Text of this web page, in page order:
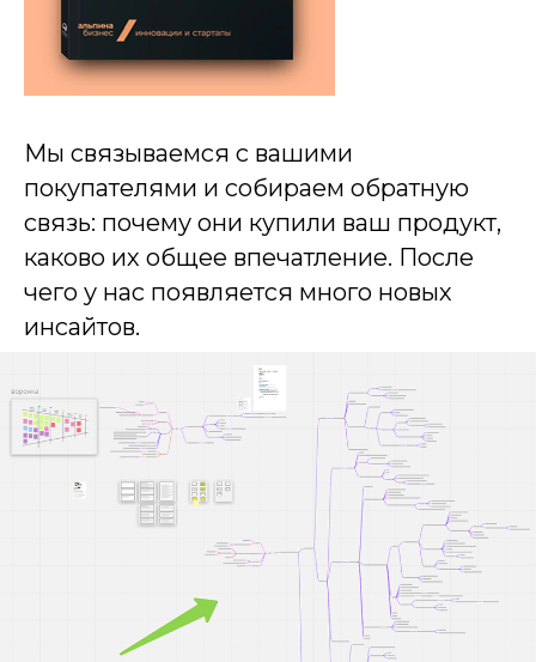
Мы связываемся с вашими
покупателями и собираем обратную
связь: почему они купили ваш продукт,
каково их общее впечатление. После
чего у нас появляется много новых
инсайтов.